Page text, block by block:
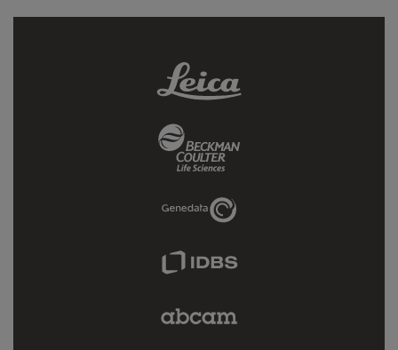
Leica
Link
Coulter
Link
Genedata
Link
IDBS
Abcam